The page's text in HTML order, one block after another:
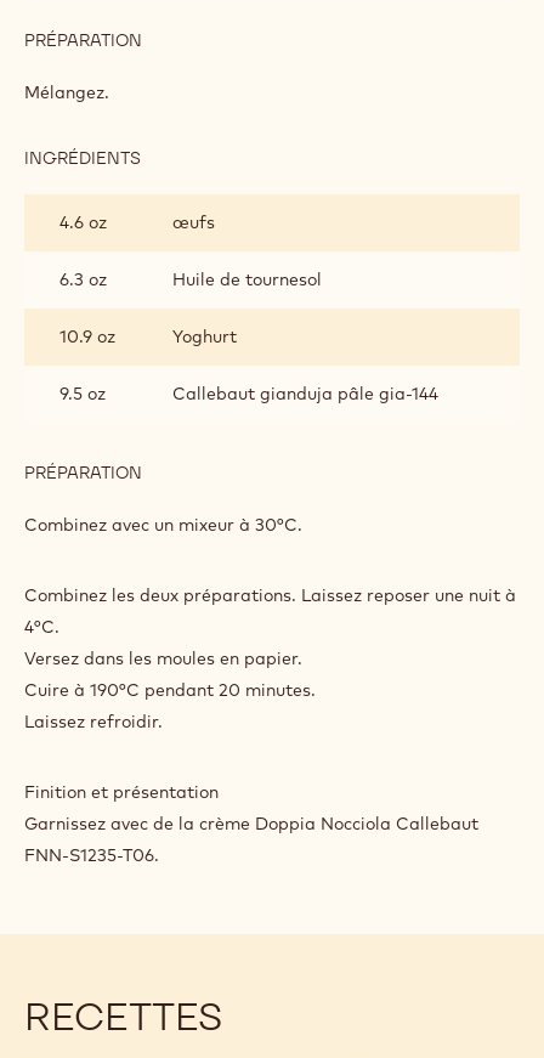
PRÉPARATION
Mélangez.
INGRÉDIENTS
4.6 oz
œufs
6.3 oz Huile de tournesol
10.9 oz Yoghurt
9.5 oz Callebaut gianduja pâle gia-144
PRÉPARATION
Combinez avec un mixeur à 30°C.
Combinez les deux préparations. Laissez reposer une nuit à
4°C.
Versez dans les moules en papier.
Cuire à 190°C pendant 20 minutes.
Laissez refroidir.
Finition et présentation
Garnissez avec de la crème Doppia Nocciola Callebaut
FNN-S1235-T06.
RECETTES